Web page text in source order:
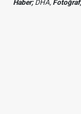
Haber;DHA, Fotoğraf;